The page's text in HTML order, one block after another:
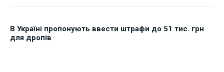
В Україні пропонують ввести штрафи до 51 тис. грн
для дропів